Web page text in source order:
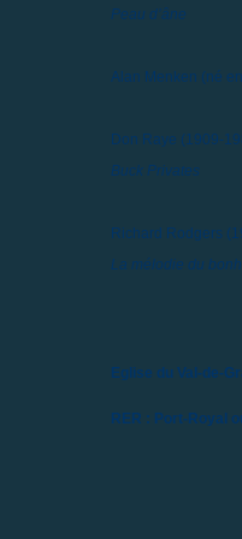
Peau d’âne
Alan Menken (né
Don Raye (1909-
Buck Privates
Richard Rodgers
La mélodie du
Eglise du Val-de-
RER : Port-Royal